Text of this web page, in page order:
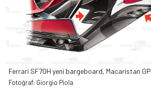
Ferrari SF70H yeni bargeboard, Macaristan GP
Fotoğraf: Giorgio Piola